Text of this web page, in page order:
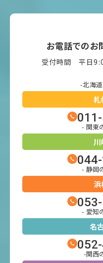
お電話でのお
受付時間 平日
-北海
札
- 関東
川
- 静岡
浜
- 愛知
名
-関西